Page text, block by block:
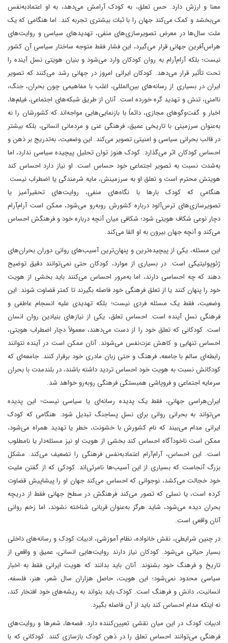
معنا و ارزش دارد. حس تعلق، به کودک آرامش می‌دهد، به او اعتمادبه‌نفس
می‌بخشد و کمک می‌کند جهان را با ثبات بیشتری تجربه کند. اما هنگامی که یک
ملت سال‌ها در معرض تصویرسازی‌های منفی، تهدیدهای سیاسی و روایت‌های
هراس‌آفرین جهانی قرار می‌گیرد، این فشار فقط متوجه ساختار سیاسی آن کشور
نیست؛ بلکه آرام‌آرام به روان کودکان وارد می‌شود و بنیان هویتی نسل آینده را
تحت تأثیر قرار می‌دهد. کودکان ایرانی امروز در جهانی رشد می‌کنند که تصویر
ایران در بسیاری از رسانه‌های بین‌المللی، اغلب با مفاهیمی چون بحران، جنگ،
ناامنی، تنش و تهدید گره خورده است. آنان از طریق شبکه‌های اجتماعی، فیلم‌ها،
اخبار و گفت‌وگوهای مجازی، دائماً با بازنمایی‌هایی مواجه‌اند که کشورشان را نه
به‌عنوان سرزمینی با تاریخی عمیق، فرهنگی غنی و مردمانی انسانی، بلکه بیشتر
در قالب بحرانی سیاسی و امنیتی تصویر می‌کند. این وضعیت، به‌تدریج بر ذهن و
احساس کودکان اثر می‌گذارد. کودک هنوز توان تحلیل پیچیده سیاسی ندارد، اما
به‌شدت نسبت به تصویر اجتماعی خود حساس است. او نیاز دارد احساس کند
هویتش محترم است و تعلق او به سرزمینش، مایه شرمندگی یا اضطراب نیست.
هنگامی که کودک بارها با نگاه‌های منفی، روایت‌های تحقیرآمیز یا
تصویرسازی‌های ترس‌آلود درباره کشورش روبه‌رو می‌شود، ممکن است آرام‌آرام
دچار نوعی شکاف هویتی شود؛ شکافی میان آنچه درباره خود و فرهنگش احساس
می‌کند و آنچه جهان بیرون به او القا می‌کند.
این مسئله، یکی از پیچیده‌ترین و پنهان‌ترین آسیب‌های روانی دوران بحران‌های
ژئوپولیتیکی است. در بسیاری از موارد، کودکان حتی نمی‌توانند دقیق توضیح
دهند که چه احساسی دارند، اما به‌مرور احساس می‌کنند باید بخشی از هویت
خود را پنهان کنند یا از تعلق فرهنگی خود فاصله بگیرند تا کمتر قضاوت شوند. این
وضعیت، فقط یک مسئله فردی نیست؛ بلکه تهدیدی علیه انسجام عاطفی و
فرهنگی نسل آینده است. احساس تعلق، یکی از نیازهای بنیادین روان انسان
است. کودکانی که تعلق خود را از دست می‌دهند، معمولاً دچار اضطراب هویتی،
احساس تنهایی و کاهش عزت‌نفس می‌شوند. آنان ممکن است در آینده نتوانند
رابطه‌ای سالم با جامعه، فرهنگ و حتی زبان مادری خود برقرار کنند. جامعه‌ای که
کودکانش نسبت به هویت خود احساس تردید داشته باشند، در بلندمدت با بحران
سرمایه اجتماعی و فروپاشی همبستگی فرهنگی روبه‌رو خواهد شد.
ایران‌هراسی جهانی، فقط یک پدیده رسانه‌ای یا سیاسی نیست؛ این پدیده
می‌تواند به بحرانی روانی برای نسل پساجنگ تبدیل شود. هنگامی که کودک
ایرانی مدام می‌بیند که نام کشورش با خشونت، خطر یا تهدید همراه می‌شود،
ممکن است ناخودآگاه احساس کند بخشی از هویت او نیز مسئله‌دار یا نامطلوب
است. این احساس، آرام‌آرام اعتمادبه‌نفس فرهنگی را تضعیف می‌کند. مشکل
بزرگ آنجاست که بسیاری از این آسیب‌ها نامرئی‌اند. کودکی که از گفتن ملیت
خود خجالت می‌کشد، نوجوانی که احساس می‌کند جهان او را پیشاپیش قضاوت
کرده است، یا نسلی که تصور می‌کند فرهنگش در سطح جهانی فقط از دریچه
بحران دیده می‌شود، شاید هرگز به‌عنوان قربانی شناخته نشوند، اما زخم روانی
آنان واقعی است.
در چنین شرایطی، نقش خانواده، نظام آموزشی، ادبیات کودک و رسانه‌های داخلی
بسیار حیاتی می‌شود. کودکان نیاز دارند روایت‌هایی انسانی، عمیق و واقعی از
تاریخ و فرهنگ خود بشنوند. آنان باید بدانند که هویت ایرانی فقط به اخبار
سیاسی محدود نمی‌شود؛ این هویت، حاصل هزاران سال شعر، هنر، فلسفه،
انسانیت، دانش و فرهنگ است. کودک باید بتواند به ریشه‌های خود افتخار کند،
نه اینکه مدام احساس کند باید از آن فاصله بگیرد.
ادبیات کودک در این میان نقشی تعیین‌کننده دارد. قصه‌ها، شعرها و روایت‌های
فرهنگی می‌توانند احساس تعلق را در ذهن کودک بازسازی کنند. کودکانی که با